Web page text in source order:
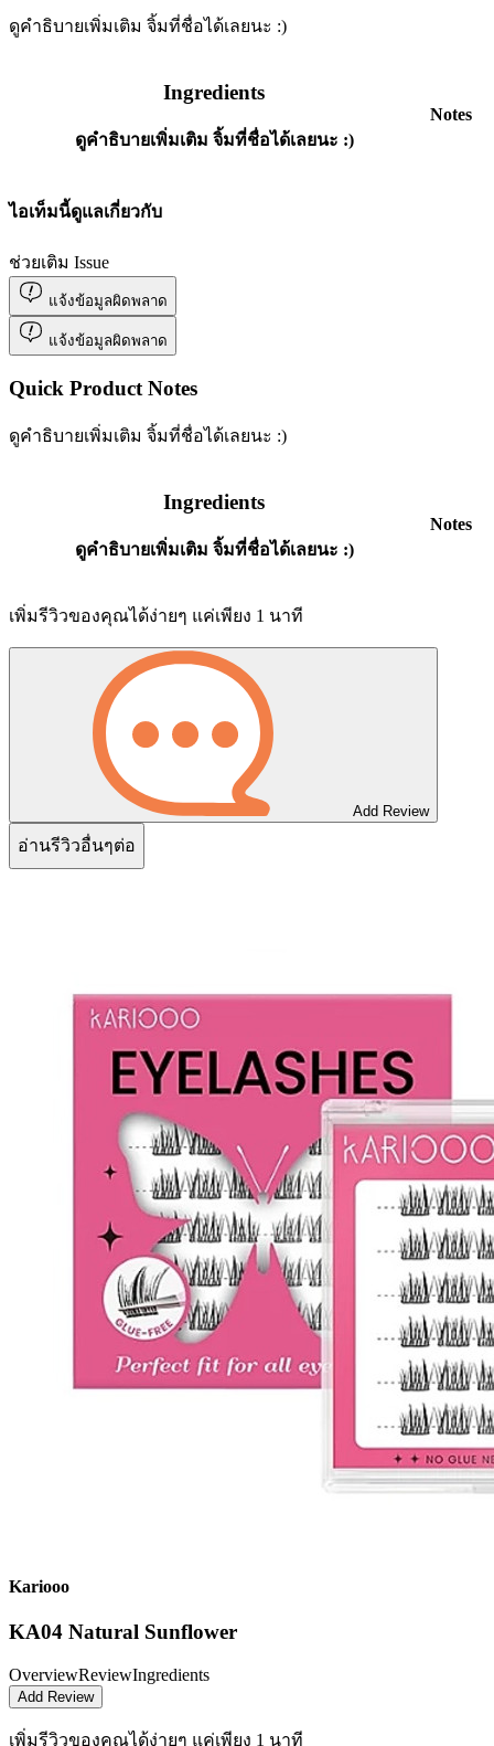
ดูคำธิบายเพิ่มเติม จิ้มที่ชื่อได้เลยนะ :)
Ingredients
ดูคำธิบายเพิ่มเติม จิ้มที่ชื่อได้เลยนะ :)
Notes
ไอเท็มนี้ดูแลเกี่ยวกับ
ช่วยเติม Issue
แจ้งข้อมูลผิดพลาด
แจ้งข้อมูลผิดพลาด
Quick Product Notes
ดูคำธิบายเพิ่มเติม จิ้มที่ชื่อได้เลยนะ :)
Ingredients
ดูคำธิบายเพิ่มเติม จิ้มที่ชื่อได้เลยนะ :)
Notes
เพิ่มรีวิวของคุณได้ง่ายๆ แค่เพียง 1 นาที
Add Review
อ่านรีวิวอื่นๆต่อ
Kariooo
KA04 Natural Sunflower
OverviewReviewIngredients
Add Review
เพิ่มรีวิวของคุณได้ง่ายๆ แค่เพียง 1 นาที